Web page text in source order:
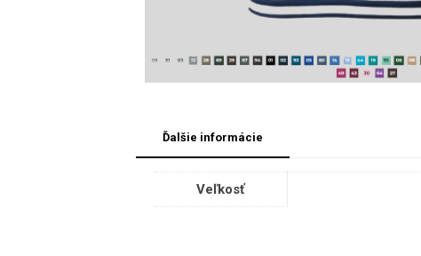
Ďalšie informácie
Veľkosť